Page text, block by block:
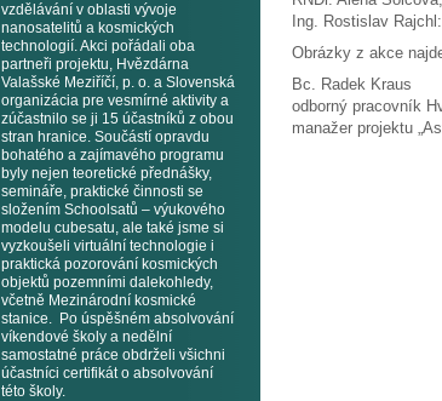
vzdělávání v oblasti vývoje
nanosatelitů a kosmických
technologií. Akci pořádali oba
partneři projektu, Hvězdárna
Valašské Meziříčí, p. o. a Slovenská
organizácia pre vesmírné aktivity a
zúčastnilo se ji 15 účastníků z obou
stran hranice. Součástí opravdu
bohatého a zajímavého programu
byly nejen teoretické přednášky,
semináře, praktické činnosti se
složením Schoolsatů – výukového
modelu cubesatu, ale také jsme si
vyzkoušeli virtuální technologie i
praktická pozorování kosmických
objektů pozemními dalekohledy,
včetně Mezinárodní kosmické
stanice. Po úspěšném absolvování
víkendové školy a nedělní
samostatné práce obdrželi všichni
účastníci certifikát o absolvování
této školy.
Ing. Rostislav Rajchl:
Obrázky z akce
Bc. Radek Kraus
odborný pracovník
manažer projektu